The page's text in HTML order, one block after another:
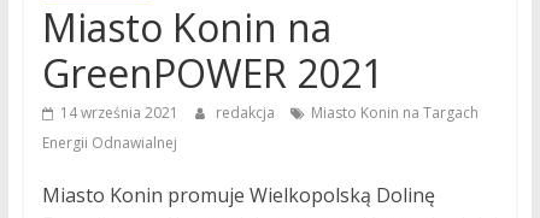
Miasto Konin na
GreenPOWER 2021
14 września 2021 redakcja
Miasto Konin na Targach
Energii Odnawialnej
Miasto Konin promuje Wielkopolską Dolinę